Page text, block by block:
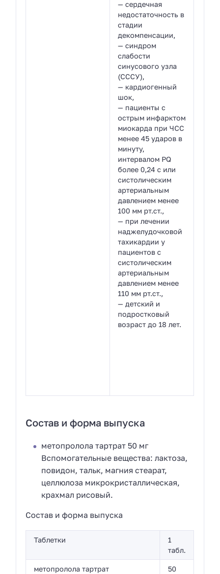
— сердечная
недостаточность в
стадии
декомпенсации,
— синдром
слабости
синусового узла
(СССУ),
— кардиогенный
шок,
— пациенты с
острым инфарктом
миокарда при ЧСС
менее 45 ударов в
минуту,
интервалом PQ
более 0,24 с или
систолическим
артериальным
давлением менее
100 мм рт.ст.,
— при лечении
наджелудочковой
тахикардии у
пациентов с
систолическим
артериальным
давлением менее
110 мм рт.ст.,
— детский и
подростковый
возраст до 18 лет.
Состав и форма выпуска
метопролола тартрат 50 мг
Вспомогательные вещества: лактоза,
повидон, тальк, магния стеарат,
целлюлоза микрокристаллическая,
крахмал рисовый.
Состав и форма выпуска
Таблетки
1
табл.
метопролола тартрат
50